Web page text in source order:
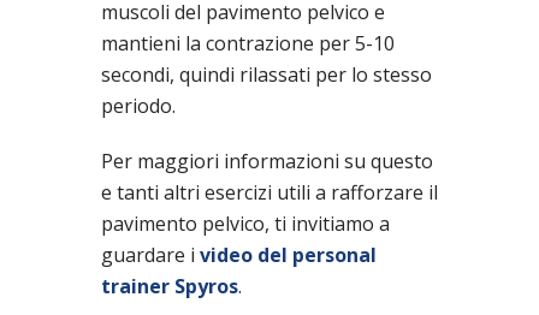
muscoli del pavimento pelvico e
mantieni la contrazione per 5-10
secondi, quindi rilassati per lo stesso
periodo.
Per maggiori informazioni su questo
e tanti altri esercizi utili a rafforzare il
pavimento pelvico, ti invitiamo a
guardare i video del personal
trainer Spyros.